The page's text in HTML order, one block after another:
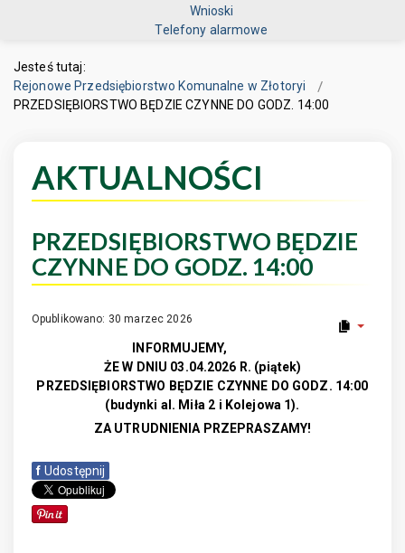
Wnioski
Telefony alarmowe
Jesteś tutaj:
Rejonowe Przedsiębiorstwo Komunalne w Złotoryi
PRZEDSIĘBIORSTWO BĘDZIE CZYNNE DO GODZ. 14:00
AKTUALNOŚCI
PRZEDSIĘBIORSTWO BĘDZIE
CZYNNE DO GODZ. 14:00
Opublikowano: 30 marzec 2026
INFORMUJEMY,
ŻE W DNIU 03.04.2026 R. (piątek)
PRZEDSIĘBIORSTWO BĘDZIE CZYNNE DO GODZ. 14:00
(budynki al. Miła 2 i Kolejowa 1).
ZA UTRUDNIENIA PRZEPRASZAMY!
f Udostępnij